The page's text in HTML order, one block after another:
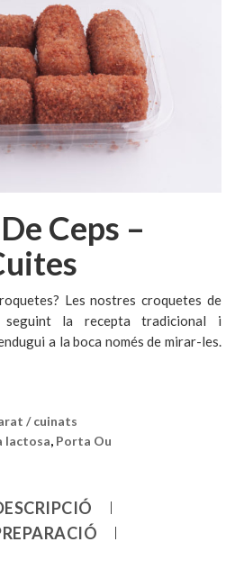
Ceps –
Les nostres croquetes de
seguint la recepta tradicional i
a la boca només de mirar-les.
/ cuinats
lactosa, Porta Ou